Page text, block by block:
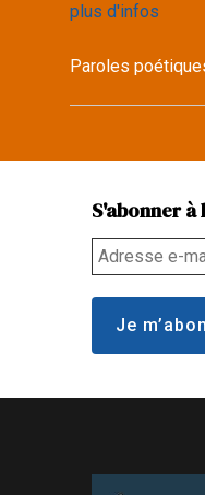
plus d'infos
Paroles
S'abonner